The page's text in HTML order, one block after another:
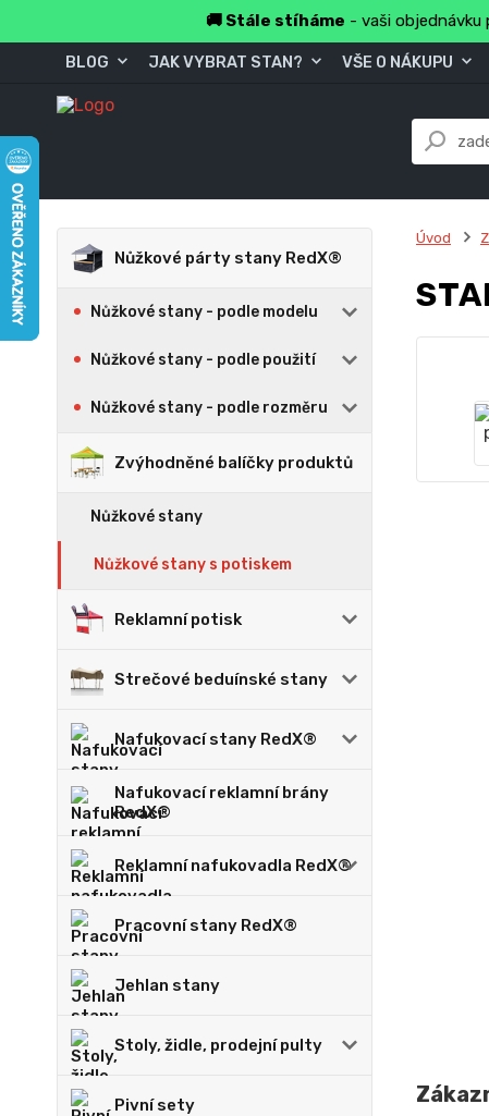
🚚 Stále stíháme - vaši objednávku
BLOG JAK VYBRAT STAN? VŠE O NÁKUPU
Nůžkové párty stany RedX®
Nůžkové stany - podle modelu
Nůžkové stany - podle použití
Nůžkové stany - podle rozměru
Zvýhodněné balíčky produktů
Nůžkové stany
Nůžkové stany s potiskem
Reklamní potisk
Strečové beduínské stany
Nafukovací stany RedX®
Nafukovací reklamní brány
RedX®
Reklamní nafukovadla RedX®
Pracovní stany RedX®
Jehlan stany
Stoly, židle, prodejní pulty
Pivní sety
Úvod